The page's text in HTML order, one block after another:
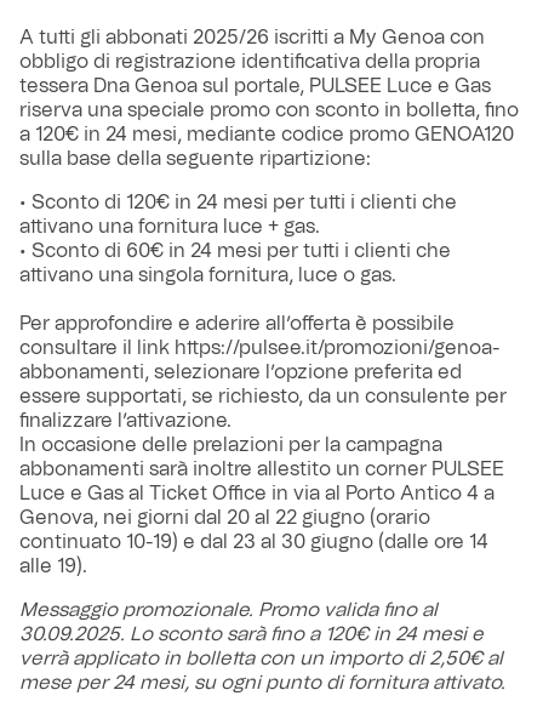
A tutti gli abbonati 2025/26 iscritti a My Genoa con
obbligo di registrazione identificativa della propria
tessera Dna Genoa sul portale, PULSEE Luce e Gas
riserva una speciale promo con sconto in bolletta, fino
a 120€ in 24 mesi, mediante codice promo GENOA120
sulla base della seguente ripartizione:
• Sconto di 120€ in 24 mesi per tutti i clienti che
attivano una fornitura luce + gas.
• Sconto di 60€ in 24 mesi per tutti i clienti che
attivano una singola fornitura, luce o gas.
Per approfondire e aderire all’offerta è possibile
consultare il link https://pulsee.it/promozioni/genoa-
abbonamenti, selezionare l’opzione preferita ed
essere supportati, se richiesto, da un consulente per
finalizzare l’attivazione.
In occasione delle prelazioni per la campagna
abbonamenti sarà inoltre allestito un corner PULSEE
Luce e Gas al Ticket Office in via al Porto Antico 4 a
Genova, nei giorni dal 20 al 22 giugno (orario
continuato 10-19) e dal 23 al 30 giugno (dalle ore 14
alle 19).
Messaggio promozionale. Promo valida fino al
30.09.2025. Lo sconto sarà fino a 120€ in 24 mesi e
verrà applicato in bolletta con un importo di 2,50€ al
mese per 24 mesi, su ogni punto di fornitura attivato.